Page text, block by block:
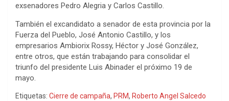
exsenadores Pedro Alegria y Carlos Castillo.
También el excandidato a senador de esta provincia por la
Fuerza del Pueblo, José Antonio Castillo, y los
empresarios Ambiorix Rossy, Héctor y José González,
entre otros, que están trabajando para consolidar el
triunfo del presidente Luis Abinader el próximo 19 de
mayo.
Etiquetas: Cierre de campaña, PRM, Roberto Angel Salcedo